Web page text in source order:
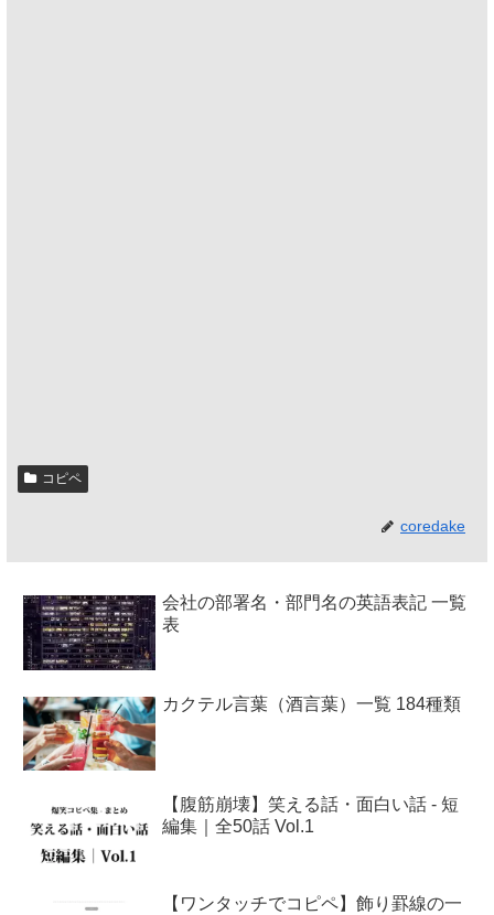
コピペ
coredake
会社の部署名・部門名の英語表記 一覧
表
カクテル言葉（酒言葉）一覧 184種類
【腹筋崩壊】笑える話・面白い話 - 短
編集｜全50話 Vol.1
【ワンタッチでコピペ】飾り罫線の一